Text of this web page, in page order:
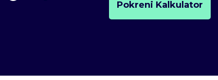
Pokreni Kalkulator